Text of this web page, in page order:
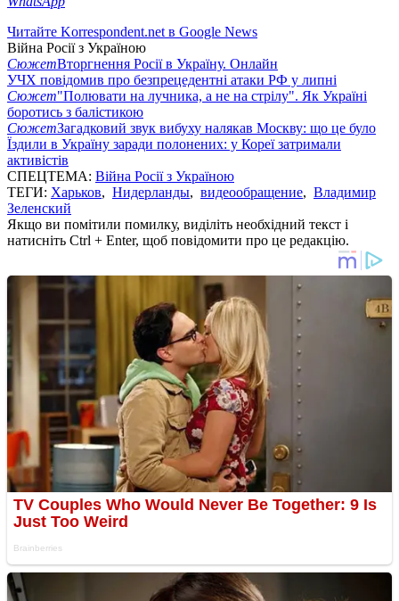
Читайте Korrespondent.net в Google News
Війна Росії з Україною
СюжетВторгнення Росії в Україну. Онлайн
УЧХ повідомив про безпрецедентні атаки РФ у липні
Сюжет"Полювати на лучника, а не на стрілу". Як Україні
боротись з балістикою
СюжетЗагадковий звук вибуху налякав Москву: що це було
Їздили в Україну заради полонених: у Кореї затримали
активістів
СПЕЦТЕМА: Війна Росії з Україною
ТЕГИ: Харьков, Нидерланды, видеообращение, Владимир
Зеленский
Якщо ви помітили помилку, виділіть необхідний текст і
натисніть Ctrl + Enter, щоб повідомити про це редакцію.